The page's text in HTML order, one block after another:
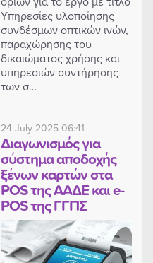
Υπηρεσίες υλοποίησης
συνδέσμων οπτικών ινών,
παραχώρησης του
δικαιώματος χρήσης και
υπηρεσιών συντήρησης
των σ…
24 July 2025 06:41
Διαγωνισμός για
σύστημα αποδοχής
ξένων καρτών στα
POS της ΑΑΔΕ και e-
POS της ΓΓΠΣ